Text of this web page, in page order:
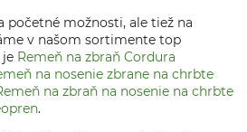
početné možnosti, ale tiež na
v našom sortimente top
Remeň na zbraň Cordura
na nosenie zbrane na chrbte
na zbraň na nosenie na chrbte
.